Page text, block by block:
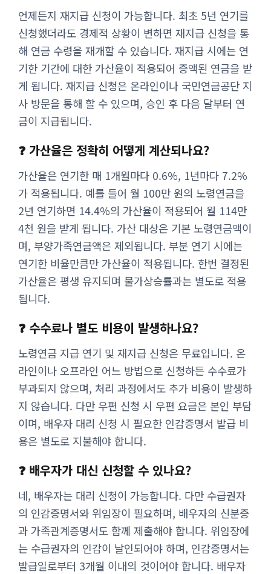
언제든지 재지급 신청이 가능합니다. 최초 5년 연기를
신청했더라도 경제적 상황이 변하면 재지급 신청을 통
해 연금 수령을 재개할 수 있습니다. 재지급 시에는 연
기한 기간에 대한 가산율이 적용되어 증액된 연금을 받
게 됩니다. 재지급 신청은 온라인이나 국민연금공단 지
사 방문을 통해 할 수 있으며, 승인 후 다음 달부터 연
금이 지급됩니다.
❓ 가산율은 정확히 어떻게 계산되나요?
가산율은 연기한 매 1개월마다 0.6%, 1년마다 7.2%
가 적용됩니다. 예를 들어 월 100만 원의 노령연금을
2년 연기하면 14.4%의 가산율이 적용되어 월 114만
4천 원을 받게 됩니다. 가산 대상은 기본 노령연금액이
며, 부양가족연금액은 제외됩니다. 부분 연기 시에는
연기한 비율만큼만 가산율이 적용됩니다. 한번 결정된
가산율은 평생 유지되며 물가상승률과는 별도로 적용
됩니다.
❓ 수수료나 별도 비용이 발생하나요?
노령연금 지급 연기 및 재지급 신청은 무료입니다. 온
라인이나 오프라인 어느 방법으로 신청하든 수수료가
부과되지 않으며, 처리 과정에서도 추가 비용이 발생하
지 않습니다. 다만 우편 신청 시 우편 요금은 본인 부담
이며, 배우자 대리 신청 시 필요한 인감증명서 발급 비
용은 별도로 지불해야 합니다.
❓ 배우자가 대신 신청할 수 있나요?
네, 배우자는 대리 신청이 가능합니다. 다만 수급권자
의 인감증명서와 위임장이 필요하며, 배우자의 신분증
과 가족관계증명서도 함께 제출해야 합니다. 위임장에
는 수급권자의 인감이 날인되어야 하며, 인감증명서는
발급일로부터 3개월 이내의 것이어야 합니다. 배우자